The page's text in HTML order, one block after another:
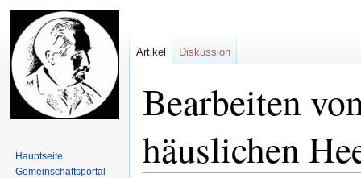
Bearbeiten
häuslichen
Artikel Diskussion
Hauptseite
Gemeinschafts­portal